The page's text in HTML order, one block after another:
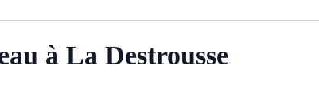
à La Destrousse